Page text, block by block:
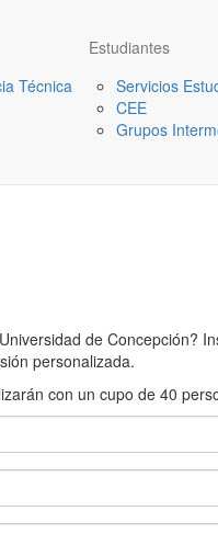
Técnica
Estudiantes
Servicios
CEE
Grupos
de
personalizada.
con un cupo de 40